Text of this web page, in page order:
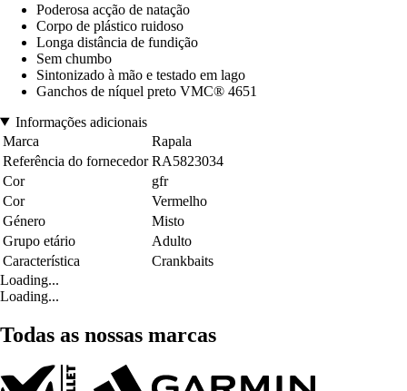
Poderosa acção de natação
Corpo de plástico ruidoso
Longa distância de fundição
Sem chumbo
Sintonizado à mão e testado em lago
Ganchos de níquel preto VMC® 4651
Informações adicionais
Marca
Rapala
Referência do fornecedor RA5823034
Cor
gfr
Cor
Vermelho
Género
Misto
Grupo etário
Adulto
Característica
Crankbaits
Loading...
Loading...
Todas as nossas marcas